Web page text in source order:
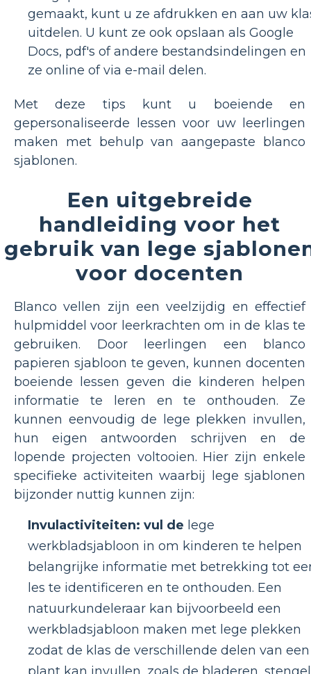
gemaakt, kunt u ze afdrukken en aan uw
uitdelen. U kunt ze ook opslaan als Google
Docs, pdf's of andere bestandsindelingen en
ze online of via e-mail delen.
Met deze tips kunt u boeiende en
gepersonaliseerde lessen voor uw leerlingen
maken met behulp van aangepaste blanco
sjablonen.
Een uitgebreide
handleiding voor het
gebruik van lege
voor docenten
Blanco vellen zijn een veelzijdig en effectief
hulpmiddel voor leerkrachten om in de klas te
gebruiken. Door leerlingen een blanco
papieren sjabloon te geven, kunnen docenten
boeiende lessen geven die kinderen helpen
informatie te leren en te onthouden. Ze
kunnen eenvoudig de lege plekken invullen,
hun eigen antwoorden schrijven en de
lopende projecten voltooien. Hier zijn enkele
specifieke activiteiten waarbij lege sjablonen
bijzonder nuttig kunnen zijn:
Invulactiviteiten: vul de lege
werkbladsjabloon in om kinderen te helpen
belangrijke informatie met betrekking tot
les te identificeren en te onthouden. Een
natuurkundeleraar kan bijvoorbeeld een
werkbladsjabloon maken met lege plekken
zodat de klas de verschillende delen van een